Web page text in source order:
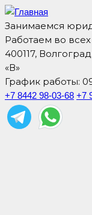
Занимаемся
Работаем во
400117,
«В»
График работы:
+7 8442 98-03-68 +7